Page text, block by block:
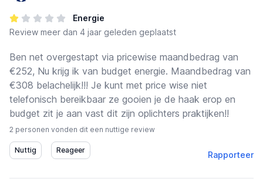
Energie
Review meer dan 4 jaar geleden geplaatst
Ben net overgestapt via pricewise maandbedrag van
€252, Nu krijg ik van budget energie. Maandbedrag van
€308 belachelijk!!! Je kunt met price wise niet
telefonisch bereikbaar ze gooien je de haak erop en
budget zit je aan vast dit zijn oplichters praktijken!!
2 personen vonden dit een nuttige review
Rapporteer